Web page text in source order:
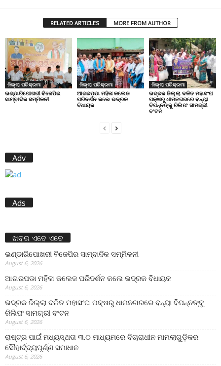
RELATED ARTICLES MORE FROM AUTHOR
ଜିଲ୍ଲା ପରିକ୍ରମା
ଭଣ୍ଡାରିପୋଖରୀ ବିଜେପିର
ସାମ୍ବାଦିକ ସମ୍ମିଳନୀ
ଜିଲ୍ଲା ପରିକ୍ରମା
ଆଗରପଡା ମହିଳା କଲେଜ
ପରିଦର୍ଶନ କଲେ ଭଦ୍ରକ
ବିଧାୟକ
ଜିଲ୍ଲା ପରିକ୍ରମା
ଭଦ୍ରକ ଜିଲ୍ଲା ଦଳିତ ମହାସଂଘ
ପକ୍ଷରୁ ଧାମନଗରରେ ବନ୍ୟା
ବିପନ୍ନଙ୍କୁ ରିଲିଫ ସାମଗ୍ରୀ
ବଂଟନ
Adv
Ads
ଖବର ଏବେ ଏବେ
ଭଣ୍ଡାରିପୋଖରୀ ବିଜେପିର ସାମ୍ବାଦିକ ସମ୍ମିଳନୀ
August 6, 2026
ଆଗରପଡା ମହିଳା କଲେଜ ପରିଦର୍ଶନ କଲେ ଭଦ୍ରକ ବିଧାୟକ
August 6, 2026
ଭଦ୍ରକ ଜିଲ୍ଲା ଦଳିତ ମହାସଂଘ ପକ୍ଷରୁ ଧାମନଗରରେ ବନ୍ୟା ବିପନ୍ନଙ୍କୁ
ରିଲିଫ ସାମଗ୍ରୀ ବଂଟନ
August 6, 2026
ରାଷ୍ଟ୍ର ପାଇଁ ମଧ୍ୟସ୍ଥତା ୩.୦ ମାଧ୍ୟମରେ ବିଚାରାଧୀନ ମାମଲାଗୁଡ଼ିକର
ସୌହାର୍ଦ୍ଦ୍ୟପୂର୍ଣ୍ଣ ସମାଧାନ
August 6, 2026